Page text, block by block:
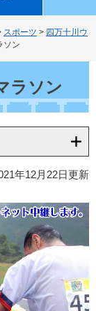
スポーツ > 四万十川ウ
ソン
ラソン
年12月22日更新